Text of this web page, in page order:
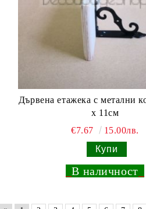
Дървена етажека с метални
х 11см
€7.67
15.00лв.
_В наличност